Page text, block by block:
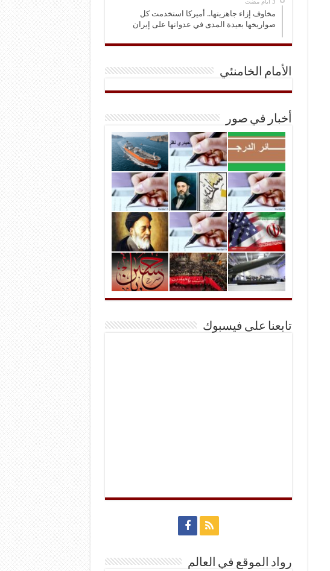
مخاوف إزاء جاهزيتها.. أميركا استخدمت كل
صواريخها بعيدة المدى في عدوانها على إيران
الأمام الخامنئي
أخبار في صور
تابعنا على فيسبوك
رواد الموقع في العالم